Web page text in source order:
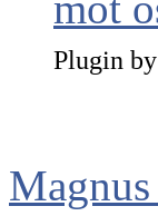
Plugin by